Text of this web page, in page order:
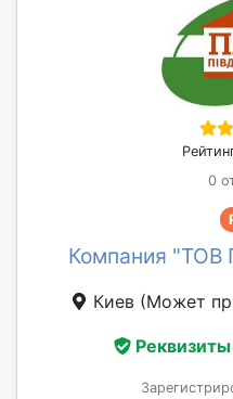
0
Компания
Киев (Может